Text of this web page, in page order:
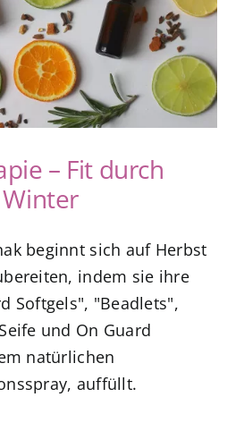
Kuntur Verlag
Blog
– Fit durch
beginnt sich auf Herbst
indem sie ihre
Softgels", "Beadlets",
und On Guard
natürlichen
auffüllt.